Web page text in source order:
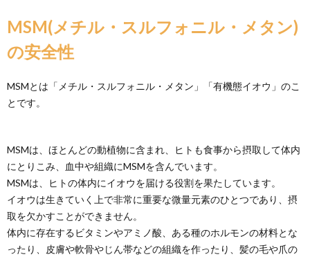
MSM(メチル・スルフォニル・メタン)
の安全性
MSMとは「メチル・スルフォニル・メタン」「有機態イオウ」のこ
とです。
MSMは、ほとんどの動植物に含まれ、ヒトも食事から摂取して体内
にとりこみ、血中や組織にMSMを含んでいます。
MSMは、ヒトの体内にイオウを届ける役割を果たしています。
イオウは生きていく上で非常に重要な微量元素のひとつであり、摂
取を欠かすことができません。
体内に存在するビタミンやアミノ酸、ある種のホルモンの材料とな
ったり、皮膚や軟骨やじん帯などの組織を作ったり、髪の毛や爪の